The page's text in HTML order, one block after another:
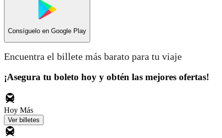
Consíguelo en Google Play
Encuentra el billete más barato para tu viaje
¡Asegura tu boleto hoy y obtén las mejores ofertas!
Hoy Más
Ver billetes